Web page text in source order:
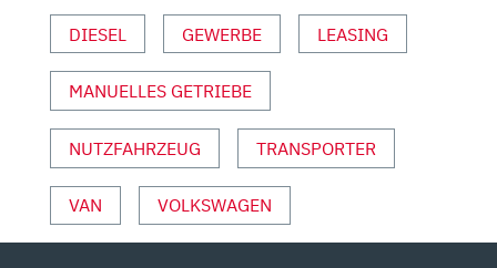
COCKPIT
MOTOREN
VON
YOUTUBE
ANZEIGEN
DIESEL GEWERBE LEASING
MANUELLES GETRIEBE
NUTZFAHRZEUG TRANSPORTER
VAN VOLKSWAGEN